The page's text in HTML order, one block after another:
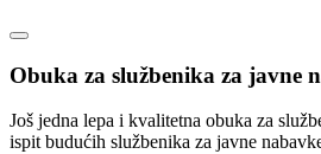
Obuka za službenika za javne
Još jedna lepa i kvalitetna obuka za
ispit budućih službenika za javne